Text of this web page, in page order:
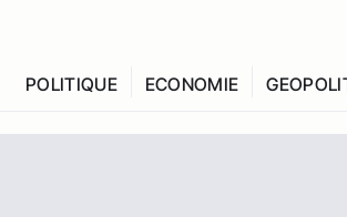
POLITIQUE ECONOMIE